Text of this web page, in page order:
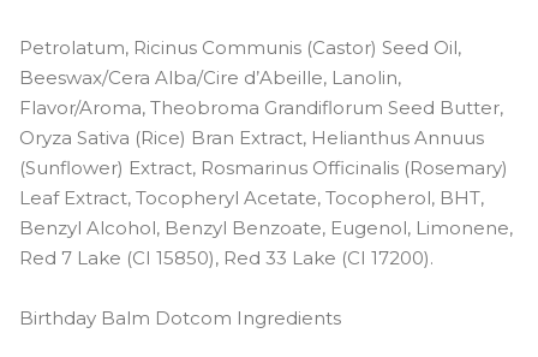
Petrolatum, Ricinus Communis (Castor) Seed Oil,
Beeswax/Cera Alba/Cire d’Abeille, Lanolin,
Flavor/Aroma, Theobroma Grandiflorum Seed Butter,
Oryza Sativa (Rice) Bran Extract, Helianthus Annuus
(Sunflower) Extract, Rosmarinus Officinalis (Rosemary)
Leaf Extract, Tocopheryl Acetate, Tocopherol, BHT,
Benzyl Alcohol, Benzyl Benzoate, Eugenol, Limonene,
Red 7 Lake (CI 15850), Red 33 Lake (CI 17200).
Birthday Balm Dotcom Ingredients